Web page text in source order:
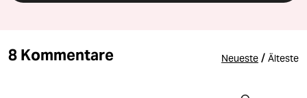
8 Kommentare Neueste / Älteste